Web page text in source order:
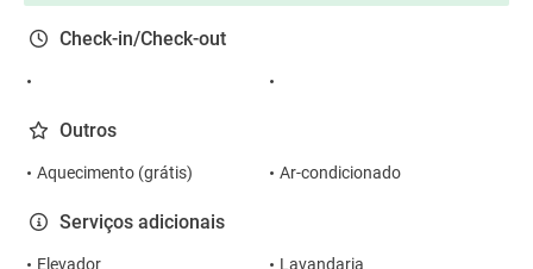
Check-in/Check-out
Outros
Aquecimento (grátis) Ar-condicionado
Serviços adicionais
Elevador
Lavandaria